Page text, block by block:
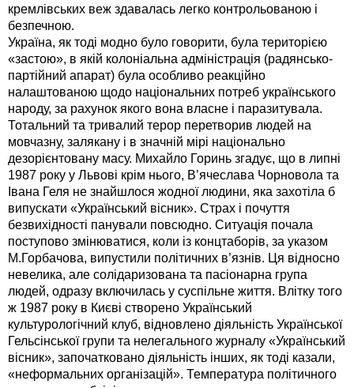
кремлівських веж здавалась легко контрольованою і
безпечною.
Україна, як тоді модно було говорити, була територією
«застою», в якій колоніальна адміністрація (радянсько-
партійний апарат) була особливо реакційно
налаштованою щодо національних потреб українського
народу, за рахунок якого вона власне і паразитувала.
Тотальний та тривалий терор перетворив людей на
мовчазну, залякану і в значній мірі національно
дезорієнтовану масу. Михайло Горинь згадує, що в липні
1987 року у Львові крім нього, В’ячеслава Чорновола та
Івана Геля не знайшлося жодної людини, яка захотіла б
випускати «Український вісник». Страх і почуття
безвихідності панували повсюдно. Ситуація почала
поступово змінюватися, коли із концтаборів, за указом
М.Горбачова, випустили політичних в’язнів. Ця відносно
невелика, але солідаризована та пасіонарна група
людей, одразу включилась у суспільне життя. Влітку того
ж 1987 року в Києві створено Український
культурологічний клуб, відновлено діяльність Української
Гельсінської групи та нелегального журналу «Український
вісник», започатковано діяльність інших, як тоді казали,
«неформальних організацій». Температура політичного